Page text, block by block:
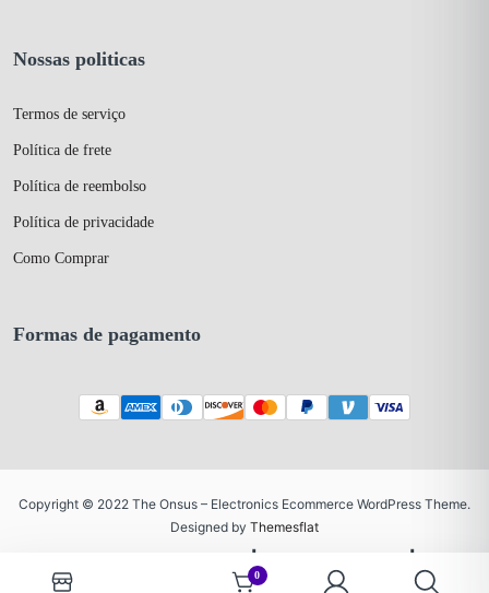
Nossas politicas
Termos de serviço
Política de frete
Política de reembolso
Política de privacidade
Como Comprar
Formas de pagamento
Copyright © 2022 The Onsus – Electronics Ecommerce WordPress Theme.
Designed by Themesflat
Política de frete
Política de reembolso
Política de privacidade
0